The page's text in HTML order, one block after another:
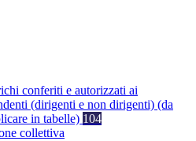
conferiti e autorizzati ai
(dirigenti e non dirigenti) (da
in tabelle) 104
collettiva